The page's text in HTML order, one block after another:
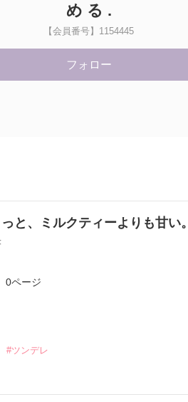
め る .
【会員番号】1154445
フォロー
と、ミルクティーよりも甘い。
0ページ
#ツンデレ